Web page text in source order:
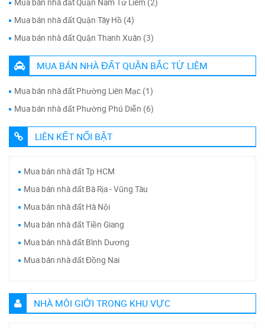
Mua bán nhà đất Quận Nam Từ Liêm (2)
Mua bán nhà đất Quận Tây Hồ (4)
Mua bán nhà đất Quận Thanh Xuân (3)
MUA BÁN NHÀ ĐẤT QUẬN BẮC TỪ LIÊM
Mua bán nhà đất Phường Liên Mạc (1)
Mua bán nhà đất Phường Phú Diễn (6)
LIÊN KẾT NỔI BẬT
Mua bán nhà đất Tp HCM
Mua bán nhà đất Bà Rịa - Vũng Tàu
Mua bán nhà đất Hà Nội
Mua bán nhà đất Tiền Giang
Mua bán nhà đất Bình Dương
Mua bán nhà đất Đồng Nai
NHÀ MÔI GIỚI TRONG KHU VỰC